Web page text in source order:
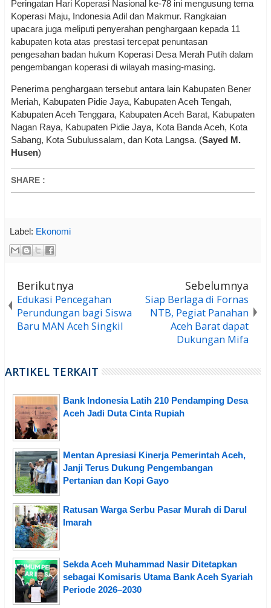
Peringatan Hari Koperasi Nasional ke-78 ini mengusung tema
Koperasi Maju, Indonesia Adil dan Makmur. Rangkaian
upacara juga meliputi penyerahan penghargaan kepada 11
kabupaten kota atas prestasi tercepat penuntasan
pengesahan badan hukum Koperasi Desa Merah Putih dalam
pengembangan koperasi di wilayah masing-masing.
Penerima penghargaan tersebut antara lain Kabupaten Bener
Meriah, Kabupaten Pidie Jaya, Kabupaten Aceh Tengah,
Kabupaten Aceh Tenggara, Kabupaten Aceh Barat, Kabupaten
Nagan Raya, Kabupaten Pidie Jaya, Kota Banda Aceh, Kota
Sabang, Kota Subulussalam, dan Kota Langsa. (Sayed M.
Husen)
SHARE :
Label: Ekonomi
Berikutnya
Edukasi Pencegahan
Perundungan bagi Siswa
Baru MAN Aceh Singkil
Sebelumnya
Siap Berlaga di Fornas
NTB, Pegiat Panahan
Aceh Barat dapat
Dukungan Mifa
ARTIKEL TERKAIT
Bank Indonesia Latih 210 Pendamping Desa
Aceh Jadi Duta Cinta Rupiah
Mentan Apresiasi Kinerja Pemerintah Aceh,
Janji Terus Dukung Pengembangan
Pertanian dan Kopi Gayo
Ratusan Warga Serbu Pasar Murah di Darul
Imarah
Sekda Aceh Muhammad Nasir Ditetapkan
sebagai Komisaris Utama Bank Aceh Syariah
Periode 2026–2030